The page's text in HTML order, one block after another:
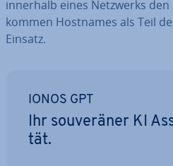
innerhalb eines Netzwerks
kommen Hostnames als Teil
Einsatz.
IONOS GPT
Ihr sou­ve­rä­ner KI
tät.